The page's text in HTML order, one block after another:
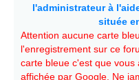
l'administrateur à
située
Attention aucune carte
l'enregistrement sur ce
carte bleue c'est que vous
affichée par Google. Ne